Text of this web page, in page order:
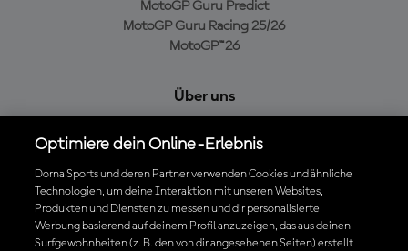
MotoGP Guru Predict
MotoGP Guru Racing 25/26
MotoGP™26
Über uns
Cookie-Richtlinien
Geschäftsbedingungen
Datenschutzrichtlinien
Kaufrichtlinie
Optimiere dein Online-Erlebnis
Dorna Sports und deren Partner verwenden Cookies und ähnliche
Technologien, um deine Interaktion mit unseren Websites,
Produkten und Diensten zu messen und dir personalisierte
Werbung basierend auf deinem Profil anzuzeigen, das aus deinen
Surfgewohnheiten (z. B. den von dir angesehenen Seiten) erstellt